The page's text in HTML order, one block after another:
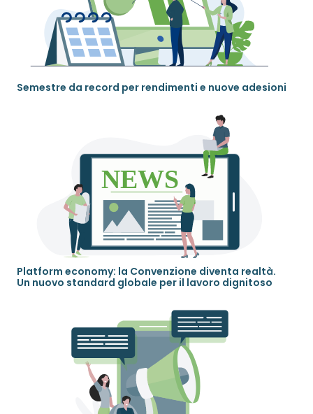
Semestre da record per rendimenti e nuove adesioni
Platform economy: la Convenzione diventa realtà.
Un nuovo standard globale per il lavoro dignitoso